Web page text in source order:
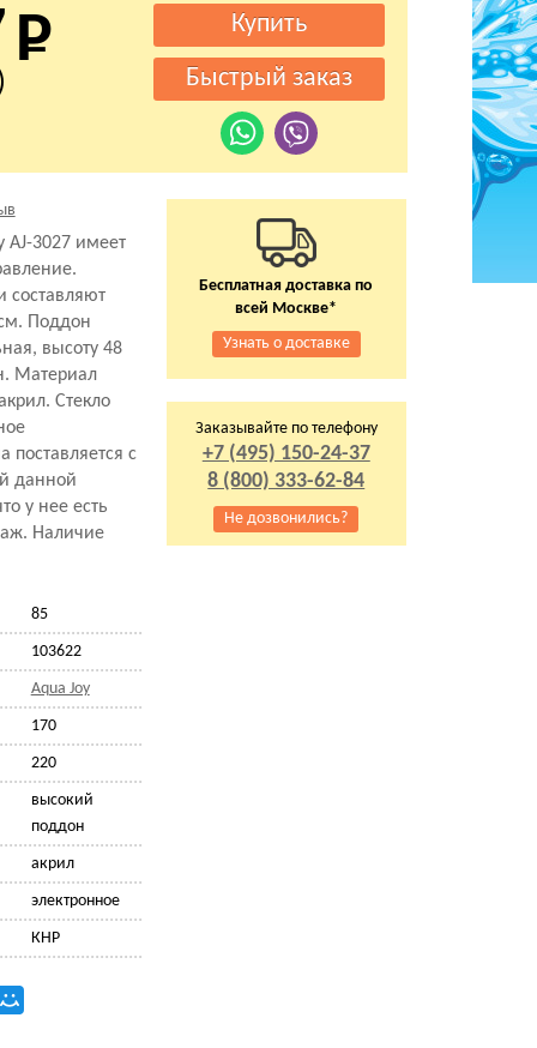
AJ-3027 имеет
составляют
Поддон
высоту 48
Материал
Стекло
поставляется с
данной
у нее есть
Наличие
85
103622
Aqua Joy
170
220
высокий
поддон
акрил
электронное
КНР
Бесплатная доставка по
всей Москве*
Узнать о доставке
Заказывайте по телефону
+7 (495) 150-24-37
8 (800) 333-62-84
Не дозвонились?